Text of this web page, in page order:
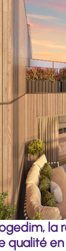
la
qualité en